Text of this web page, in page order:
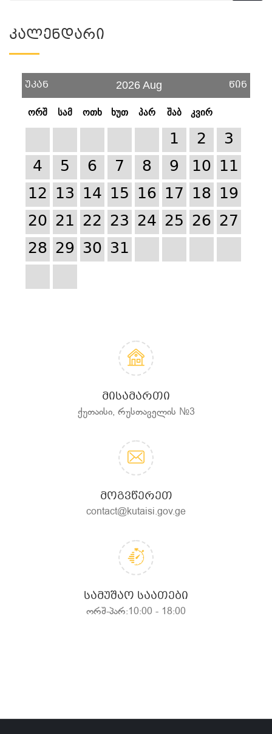
Კალენდარი
უკან 2026 Aug წინ
ორშ სამ ოთხ ხუთ პარ შაბ კვირ
1 2
3
4
5 6 7 8 9 10 11
12 13 14 15 16 17 18 19
20 21 22 23 24 25 26 27
28 29 30 31
ᲛᲘᲡᲐᲛᲐᲠᲗᲘ
ქუთაისი, რუსთაველის №3
ᲛᲝᲒᲕᲬᲔᲠᲔᲗ
contact@kutaisi.gov.ge
ᲡᲐᲛᲣᲨᲐᲝ ᲡᲐᲐᲗᲔᲑᲘ
ორშ-პარ:10:00 - 18:00